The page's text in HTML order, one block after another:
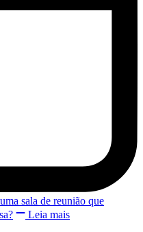
sala de reunião que
Leia mais